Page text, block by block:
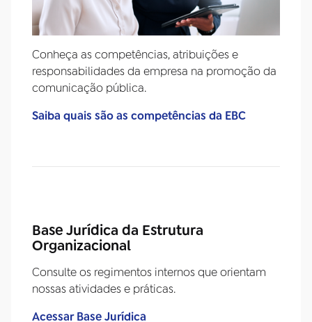
Conheça as competências, atribuições e
responsabilidades da empresa na promoção da
comunicação pública.
Saiba quais são as competências da EBC
Base Jurídica da Estrutura
Organizacional
Consulte os regimentos internos que orientam
nossas atividades e práticas.
Acessar Base Jurídica